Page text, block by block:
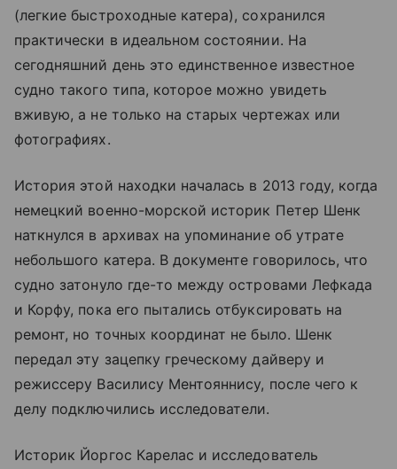
(легкие быстроходные катера), сохранился
практически в идеальном состоянии. На
сегодняшний день это единственное известное
судно такого типа, которое можно увидеть
вживую, а не только на старых чертежах или
фотографиях.
История этой находки началась в 2013 году, когда
немецкий военно-морской историк Петер Шенк
наткнулся в архивах на упоминание об утрате
небольшого катера. В документе говорилось, что
судно затонуло где-то между островами Лефкада
и Корфу, пока его пытались отбуксировать на
ремонт, но точных координат не было. Шенк
передал эту зацепку греческому дайверу и
режиссеру Василису Ментояннису, после чего к
делу подключились исследователи.
Историк Йоргос Карелас и исследователь